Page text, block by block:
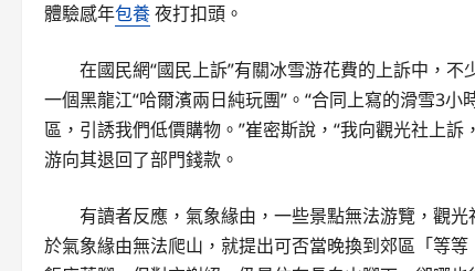
體驗感年包養夜打扣頭。
在國民網“國民上訴”有關冰雪游花費的上訴中，
一個黑龍江“哈爾濱兩日純玩團”。“合同上寫的滑雪3
區，引誘我們低價購物。”崔密斯說，“我向觀光社上
游向其退回了部門錢款。
有讀者反應，氣象緣由，一些景點無法游覽，觀
於氣象緣由無法爬山，就提出可否當晚換到郊區「等